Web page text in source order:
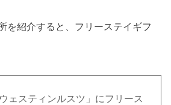
を紹介すると、フリーステイギフ
ェスティンルスツ」にフリース